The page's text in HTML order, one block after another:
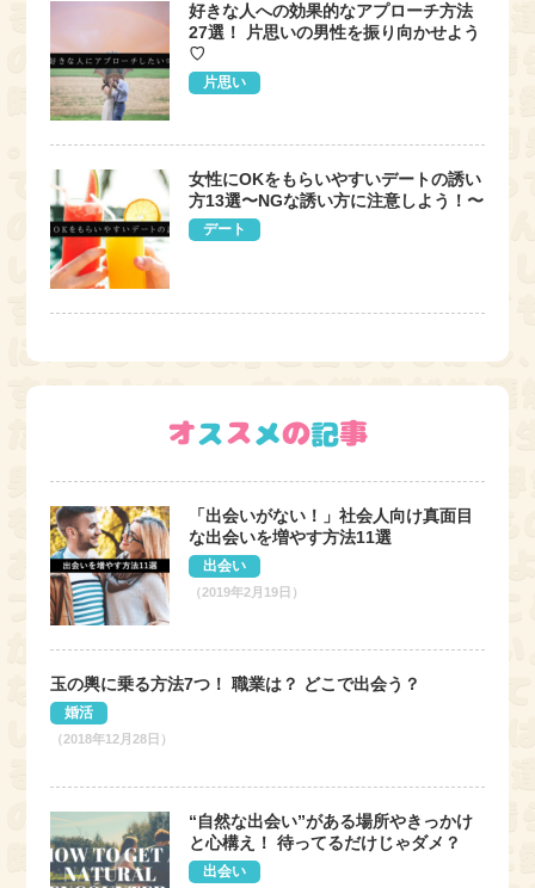
好きな人への効果的なアプローチ方法
27選！ 片思いの男性を振り向かせよう
♡
片思い
女性にOKをもらいやすいデートの誘い
方13選〜NGな誘い方に注意しよう！〜
デート
「出会いがない！」社会人向け真面目
な出会いを増やす方法11選
出会い
（2019年2月19日）
玉の輿に乗る方法7つ！ 職業は？ どこで出会う？
婚活
（2018年12月28日）
“自然な出会い”がある場所やきっかけ
と心構え！ 待ってるだけじゃダメ？
出会い